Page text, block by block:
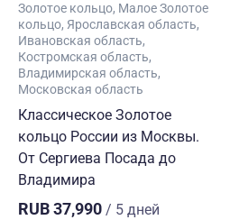
Золотое кольцо Малое Золотое
кольцо Ярославская область
Ивановская область
Костромская область
Владимирская область
Московская область
Классическое Золотое
кольцо России из Москвы.
От Сергиева Посада до
Владимира
RUB 37,990 / 5 дней